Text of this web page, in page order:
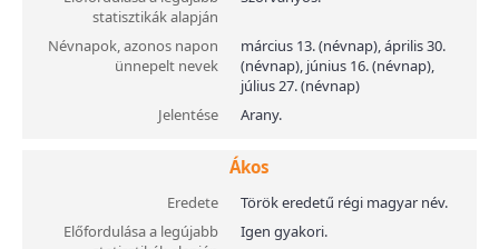
statisztikák alapján
Névnapok, azonos napon
ünnepelt nevek
március 13. (névnap), április 30.
(névnap), június 16. (névnap),
július 27. (névnap)
Jelentése
Arany.
Ákos
Eredete
Török eredetű régi magyar név.
Előfordulása a legújabb
Igen gyakori.